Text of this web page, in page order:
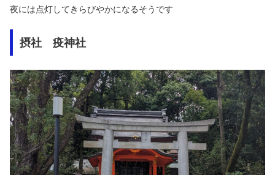
夜には点灯してきらびやかになるそうです
摂社 疫神社